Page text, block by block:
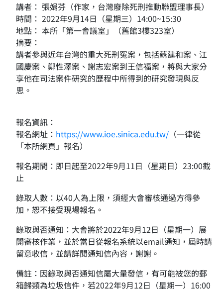
講者： 張娟芬（作家，台灣廢除死刑推動聯盟理事長）
時間： 2022年9月14日（星期三）14:00~15:30
地點： 本所「第一會議室」（舊館3樓323室）
摘要：
講者參與近年台灣的重大死刑冤案，包括蘇建和案、江
國慶案、鄭性澤案、謝志宏案到王信福案，將與大家分
享他在司法案件研究的歷程中所得到的研究發現與反
思。
報名資訊：
報名網址： https://www.ioe.sinica.edu.tw/ （一律從
「本所網頁」報名）
報名期間：即日起至2022年9月11日（星期日）23:00截
止
錄取人數：以40人為上限，須經大會審核通過方得參
加，恕不接受現場報名。
錄取與否通知：大會將於2022年9月12日（星期一）展
開審核作業，並於當日從報名系統以email通知，屆時請
留意收信，並請詳閱通知信內容，謝謝。
備註：因錄取與否通知信屬大量發信，有可能被您的郵
箱歸類為垃圾信件，若2022年9月12日（星期一）16:00